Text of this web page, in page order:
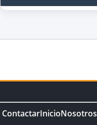
ContactarInicioNosotros